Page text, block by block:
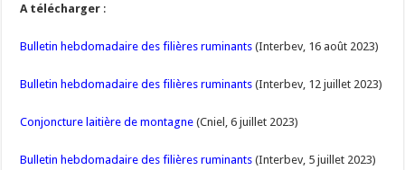
A télécharger :
Bulletin hebdomadaire des filières ruminants (Interbev, 16 août 2023)
Bulletin hebdomadaire des filières ruminants (Interbev, 12 juillet 2023)
Conjoncture laitière de montagne (Cniel, 6 juillet 2023)
Bulletin hebdomadaire des filières ruminants (Interbev, 5 juillet 2023)